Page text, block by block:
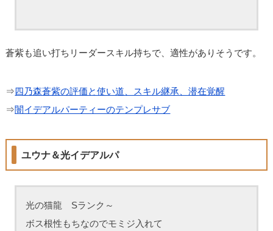
蒼紫も追い打ちリーダースキル持ちで、適性がありそうです。
⇒四乃森蒼紫の評価と使い道、スキル継承、潜在覚醒
⇒闇イデアルパーティーのテンプレサブ
ユウナ＆光イデアルパ
光の猫龍 Sランク～
ボス根性もちなのでモミジ入れて